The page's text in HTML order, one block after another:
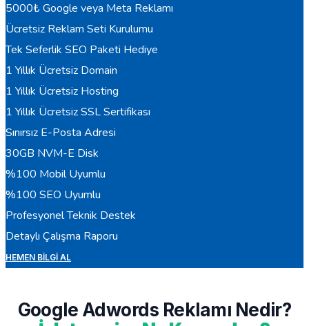
5000₺ Google veya Meta Reklamı
Ücretsiz Reklam Seti Kurulumu
Tek Seferlik SEO Paketi Hediye
1 Yıllık Ücretsiz Domain
1 Yıllık Ücretsiz Hosting
1 Yıllık Ücretsiz SSL Sertifikası
Sınırsız E-Posta Adresi
30GB NVM-E Disk
%100 Mobil Uyumlu
%100 SEO Uyumlu
Profesyonel Teknik Destek
Detaylı Çalışma Raporu
HEMEN BILGI AL
Google Adwords Reklamı Nedir?